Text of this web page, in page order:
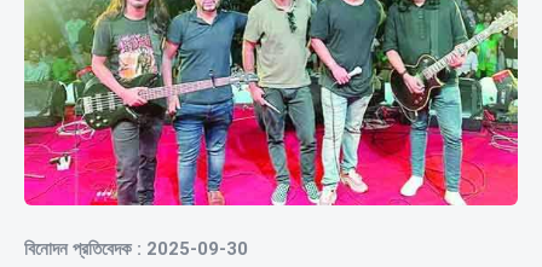
বিনোদন প্রতিবেদক : 2025-09-30